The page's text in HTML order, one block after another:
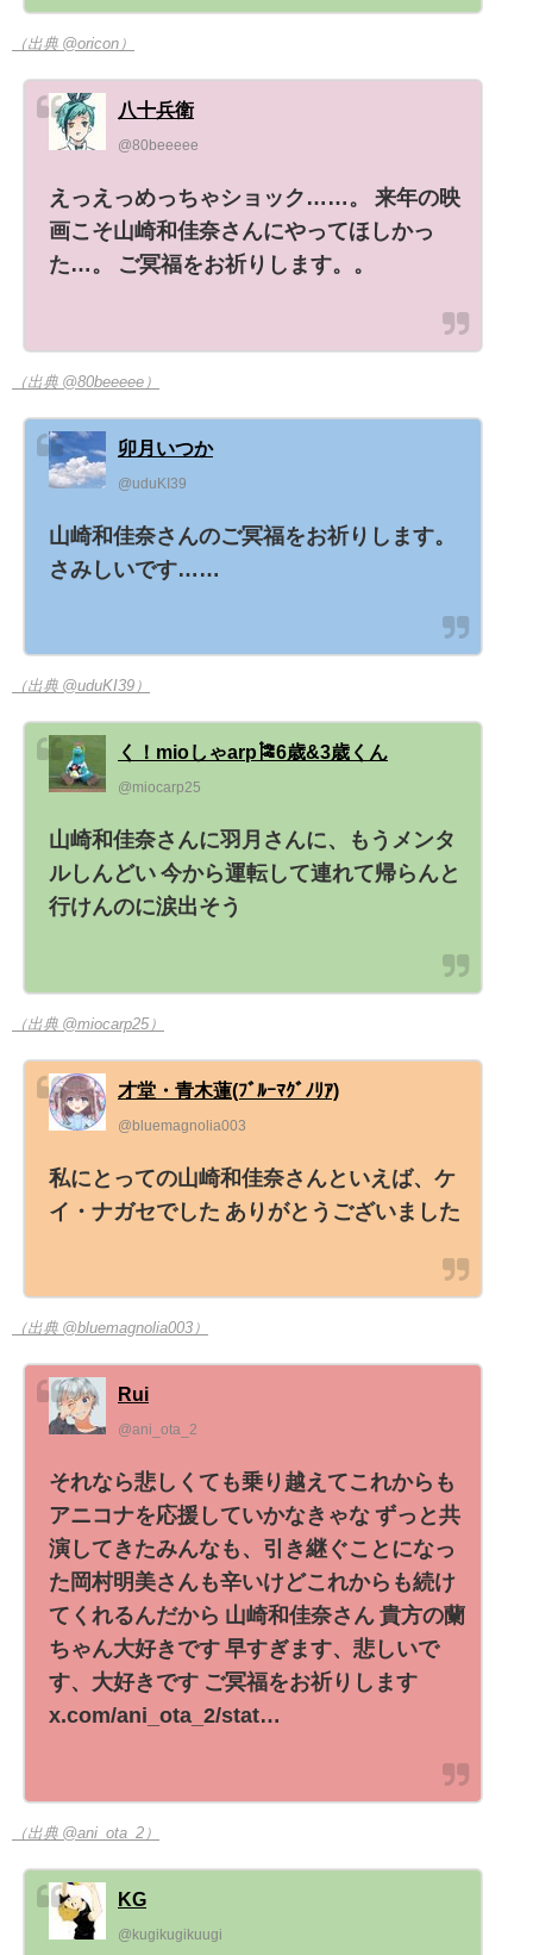
（出典 @oricon）
八十兵衛
@80beeeee
えっえっめっちゃショック……。 来年の映
画こそ山崎和佳奈さんにやってほしかっ
た…。 ご冥福をお祈りします。。
（出典 @80beeeee）
卯月いつか
@uduKI39
山崎和佳奈さんのご冥福をお祈りします。
さみしいです……
（出典 @uduKI39）
く！mioしゃarp🎏6歳&3歳くん
@miocarp25
山崎和佳奈さんに羽月さんに、もうメンタ
ルしんどい 今から運転して連れて帰らんと
行けんのに涙出そう
（出典 @miocarp25）
才堂・青木蓮(ﾌﾞﾙｰﾏｸﾞﾉﾘｱ)
@bluemagnolia003
私にとっての山崎和佳奈さんといえば、ケ
イ・ナガセでした ありがとうございました
（出典 @bluemagnolia003）
Rui
@ani_ota_2
それなら悲しくても乗り越えてこれからも
アニコナを応援していかなきゃな ずっと共
演してきたみんなも、引き継ぐことになっ
た岡村明美さんも辛いけどこれからも続け
てくれるんだから 山崎和佳奈さん 貴方の蘭
ちゃん大好きです 早すぎます、悲しいで
す、大好きです ご冥福をお祈りします
x.com/ani_ota_2/stat…
（出典 @ani_ota_2）
KG
@kugikugikuugi